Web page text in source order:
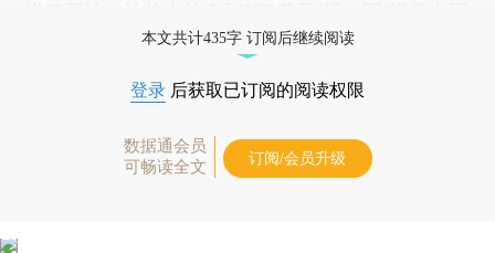
本文共计435字 订阅后继续阅读
登录 后获取已订阅的阅读权限
数据通会员
可畅读全文
订阅/会员升级